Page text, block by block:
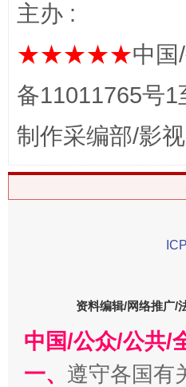
主办 :
★★★★★中国
备11011765号
制作采编部/影
资料编辑/网络推广/
中国/公众/公共/
一、 遵守各国有